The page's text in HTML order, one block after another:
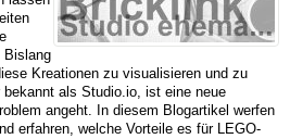
Bislang
Kreationen zu visualisieren und zu
als Studio.io, ist eine neue
angeht. In diesem Blogartikel werfen
erfahren, welche Vorteile es für LEGO-